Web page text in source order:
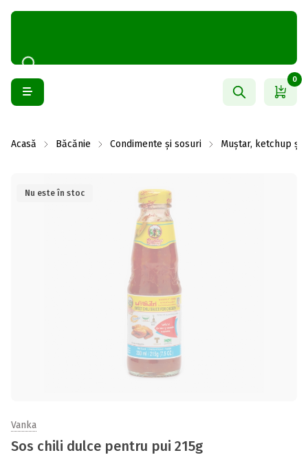
0
Acasă Băcănie Condimente și sosuri Muștar, ketchup și
Nu este în stoc
Vanka
Sos chili dulce pentru pui 215g